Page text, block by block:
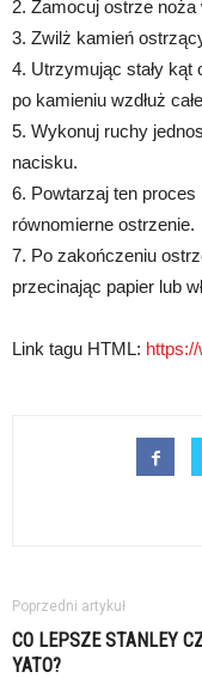
2. Zamocuj ostrze
3. Zwilż kamień
4. Utrzymując stały kąt
po kamieniu wzdłuż
5. Wykonuj ruchy
nacisku.
6. Powtarzaj ten
równomierne ostrzenie.
7. Po zakończeniu
przecinając papier lub
Link tagu HTML:
Poprzedni artykuł
CO LEPSZE STANLEY
YATO?